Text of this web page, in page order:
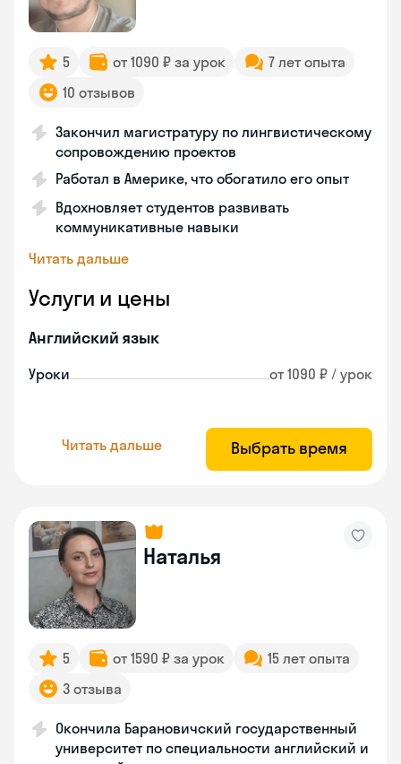
5 от 1090 ₽ за урок
7 лет опыта
10 отзывов
Закончил магистратуру по лингвистическому
сопровождению проектов
Работал в Америке, что обогатило его опыт
Вдохновляет студентов развивать
коммуникативные навыки
Читать дальше
Услуги и цены
Английский язык
Уроки от 1090 ₽ / урок
Читать дальше Выбрать время
Наталья
5 от 1590 ₽ за урок
15 лет опыта
3 отзыва
Окончила Барановичский государственный
университет по специальности английский и